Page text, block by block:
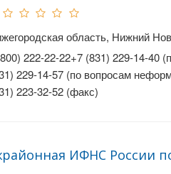
область, Нижний
222-22-22+7 (831) 229-14-40
229-14-57 (по вопросам
223-32-52 (факс)
ИФНС России